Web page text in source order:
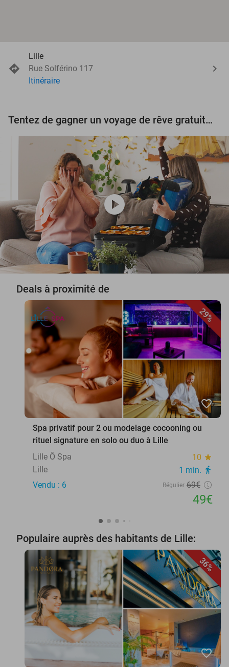
Lille
Rue Solférino 117
Itinéraire
Tentez de gagner un voyage de rêve gratuit d'une valeur de 3.000 € !
play_circle
Deals à proximité de
29%
favorite_border
Spa privatif pour 2 ou modelage cocooning ou
rituel signature en solo ou duo à Lille
Lille Ô Spa
10 star
Lille 1 min. directions_walk
Vendu : 6 Régulier 69€
49€
Populaire auprès des habitants de Lille:
36%
favorite_border